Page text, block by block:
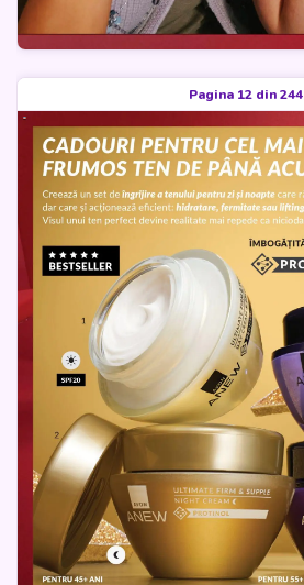
Pagina 12 din 244